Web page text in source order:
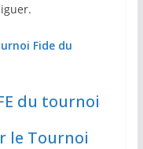
Fide du
du tournoi
le Tournoi